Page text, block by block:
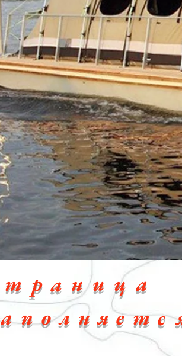
т а
ц
и
н
а
р
т
е
я
н
л
о
п
а с